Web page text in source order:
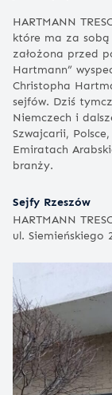
HARTMANN
które ma za sobą
założona przed
Hartmann”
Christopha
sejfów. Dziś
Niemczech i
Szwajcarii,
Emiratach
branży.
Sejfy Rzeszów
HARTMANN
ul. Siemieńskiego